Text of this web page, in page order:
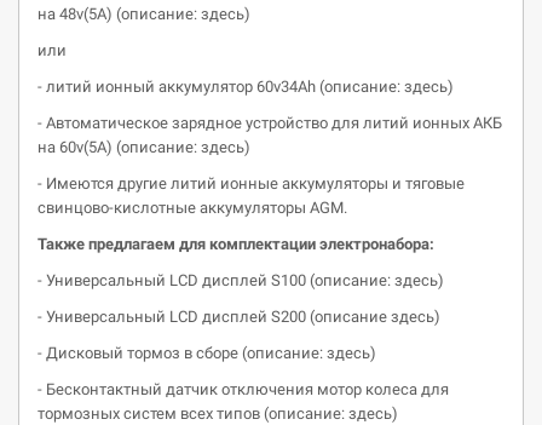
на 48v(5A) (описание: здесь)
или
- литий ионный аккумулятор 60v34Ah (описание: здесь)
- Автоматическое зарядное устройство для литий ионных АКБ
на 60v(5A) (описание: здесь)
- Имеются другие литий ионные аккумуляторы и тяговые
свинцово-кислотные аккумуляторы AGM.
Также предлагаем для комплектации электронабора:
- Универсальный LCD дисплей S100 (описание: здесь)
- Универсальный LCD дисплей S200 (описание здесь)
- Дисковый тормоз в сборе (описание: здесь)
- Бесконтактный датчик отключения мотор колеса для
тормозных систем всех типов (описание: здесь)